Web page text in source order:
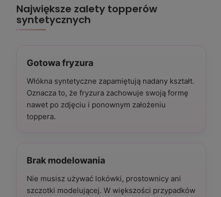
Największe zalety topperów
syntetycznych
Gotowa fryzura
Włókna syntetyczne zapamiętują nadany kształt.
Oznacza to, że fryzura zachowuje swoją formę
nawet po zdjęciu i ponownym założeniu
toppera.
Brak modelowania
Nie musisz używać lokówki, prostownicy ani
szczotki modelującej. W większości przypadków